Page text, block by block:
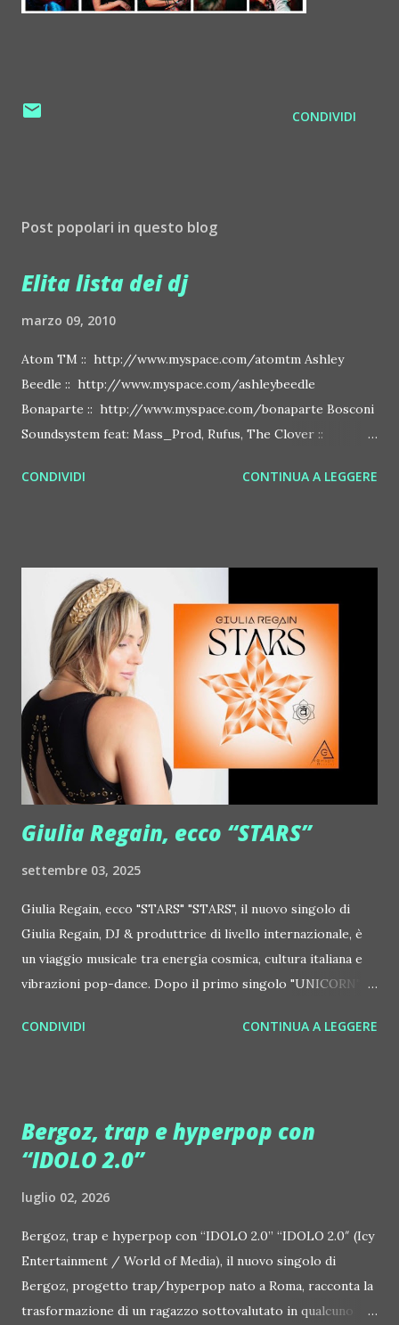
CONDIVIDI
Post popolari in questo blog
Elita lista dei dj
marzo 09, 2010
Atom TM :: http://www.myspace.com/atomtm Ashley
Beedle :: http://www.myspace.com/ashleybeedle
Bonaparte :: http://www.myspace.com/bonaparte Bosconi
Soundsystem feat: Mass_Prod, Rufus, The Clover ::
http://www.myspace.com/benderbyetone Chapelier Fou ::
Deian :: http://www.myspace.com/deiansong Dixon ::
http://www.myspace.com/justdixon Frivolous ::
http://www.myspace.com/frivolouslive Frost ::
http://www.myspace.com/frostnorway Gonzales ::
http://www.myspace.com/gonzpiration Italian Laptop
Orchestra feat. Alessio Bertallot Jimmy Edgar ::
http://www.myspace.com/colorstrip Jon Hopkins ::
http://www.myspace.com/jonhopkins Le Luci della
Centrale Elettrica Loco Dice ::
http://www.myspace.com/locod...
CONDIVIDI CONTINUA A LEGGERE
Giulia Regain, ecco “STARS”
settembre 03, 2025
Giulia Regain, ecco "STARS" "STARS", il nuovo singolo di
Giulia Regain, DJ & produttrice di livello internazionale, è
un viaggio musicale tra energia cosmica, cultura italiana e
vibrazioni pop-dance. Dopo il primo singolo "UNICORN",
seconda release intitolata "STARS", interpretata dalla voce
tra Giulia Regain e Dhany, già insieme in precedenti
produzioni come "My Memories" (Universal) e "We Are
connessione universale: un invito a riscoprire la nostra
natura di starseed, figli delle stelle, capaci di portare luce,
creatività ed empatia nel mondo. Con "STARS" Giulia Regain
porta avanti la sua visione musicale che fonde dance
internazionale, a...
CONDIVIDI CONTINUA A LEGGERE
Bergoz, trap e hyperpop con
“IDOLO 2.0”
luglio 02, 2026
Bergoz, trap e hyperpop con “IDOLO 2.0” “IDOLO 2.0″ (Icy
Entertainment / World of Media), il nuovo singolo di
Bergoz, progetto trap/hyperpop nato a Roma, racconta la
trasformazione di un ragazzo sottovalutato in qualcuno